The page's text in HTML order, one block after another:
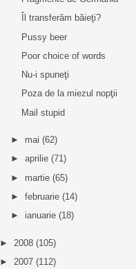
Îl transferăm băieţi?
Pussy beer
Poor choice of words
Nu-i spuneţi
Poza de la miezul nopţii
Mail stupid
► mai (62)
► aprilie (71)
► martie (65)
► februarie (14)
► ianuarie (18)
► 2008 (105)
► 2007 (112)